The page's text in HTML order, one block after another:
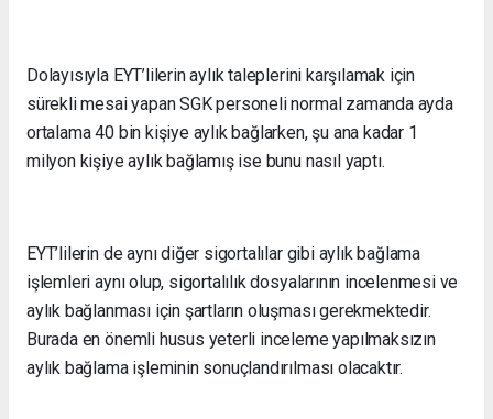
Dolayısıyla EYT’lilerin aylık taleplerini karşılamak için
sürekli mesai yapan SGK personeli normal zamanda ayda
ortalama 40 bin kişiye aylık bağlarken, şu ana kadar 1
milyon kişiye aylık bağlamış ise bunu nasıl yaptı.
EYT’lilerin de aynı diğer sigortalılar gibi aylık bağlama
işlemleri aynı olup, sigortalılık dosyalarının incelenmesi ve
aylık bağlanması için şartların oluşması gerekmektedir.
Burada en önemli husus yeterli inceleme yapılmaksızın
aylık bağlama işleminin sonuçlandırılması olacaktır.